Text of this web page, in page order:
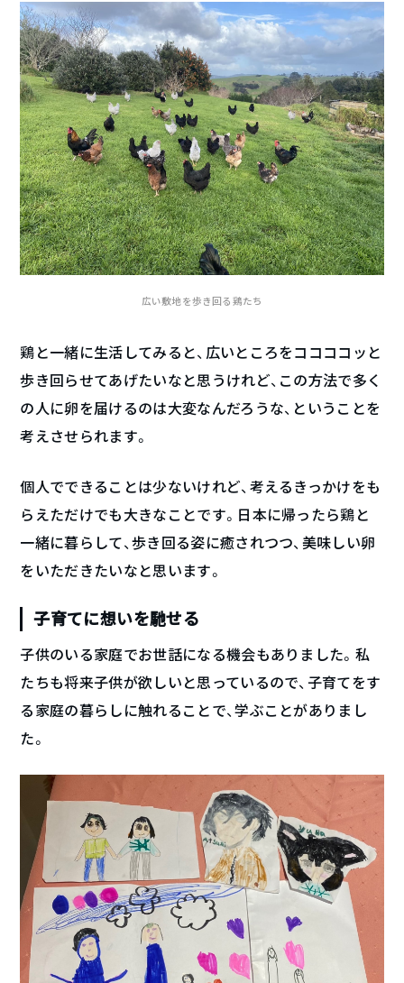
広い敷地を歩き回る鶏たち
鶏と一緒に生活してみると、広いところをココココッと
歩き回らせてあげたいなと思うけれど、この方法で多く
の人に卵を届けるのは大変なんだろうな、ということを
考えさせられます。
個人でできることは少ないけれど、考えるきっかけをも
らえただけでも大きなことです。日本に帰ったら鶏と
一緒に暮らして、歩き回る姿に癒されつつ、美味しい卵
をいただきたいなと思います。
子育てに想いを馳せる
子供のいる家庭でお世話になる機会もありました。私
たちも将来子供が欲しいと思っているので、子育てをす
る家庭の暮らしに触れることで、学ぶことがありまし
た。